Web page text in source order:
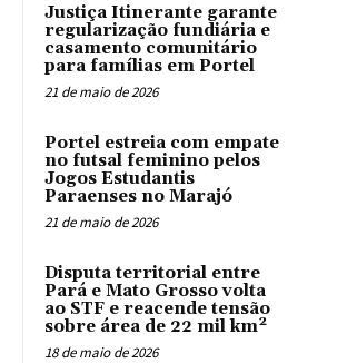
Justiça Itinerante garante
regularização fundiária e
casamento comunitário
para famílias em Portel
21 de maio de 2026
Portel estreia com empate
no futsal feminino pelos
Jogos Estudantis
Paraenses no Marajó
21 de maio de 2026
Disputa territorial entre
Pará e Mato Grosso volta
ao STF e reacende tensão
sobre área de 22 mil km²
18 de maio de 2026